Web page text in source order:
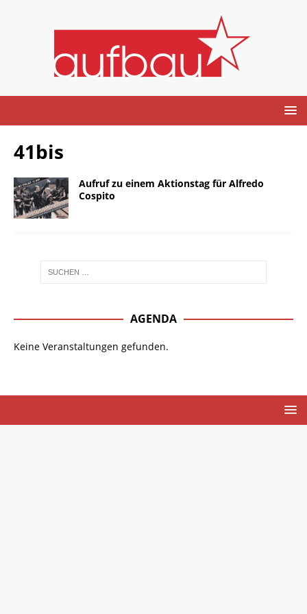
41bis
Aufruf zu einem Aktionstag für Alfredo
Cospito
AGENDA
Keine Veranstaltungen gefunden.